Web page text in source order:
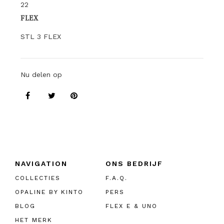
22
FLEX
STL 3 FLEX
Nu delen op
NAVIGATION
COLLECTIES
OPALINE BY KINTO
BLOG
HET MERK
ONS BEDRIJF
F.A.Q.
PERS
FLEX E & UNO